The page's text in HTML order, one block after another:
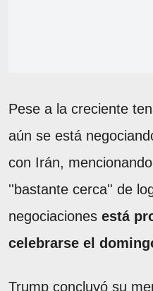
Pese a la creciente
aún se está
con Irán,
''bastante cerca'' de
negociaciones está
celebrarse el
Trump concluyó su